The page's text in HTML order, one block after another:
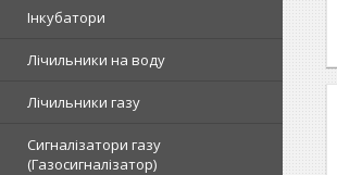
Інкубатори
Лічильники на воду
Лічильники газу
Сигналізатори газу
(Газосигналізатор)